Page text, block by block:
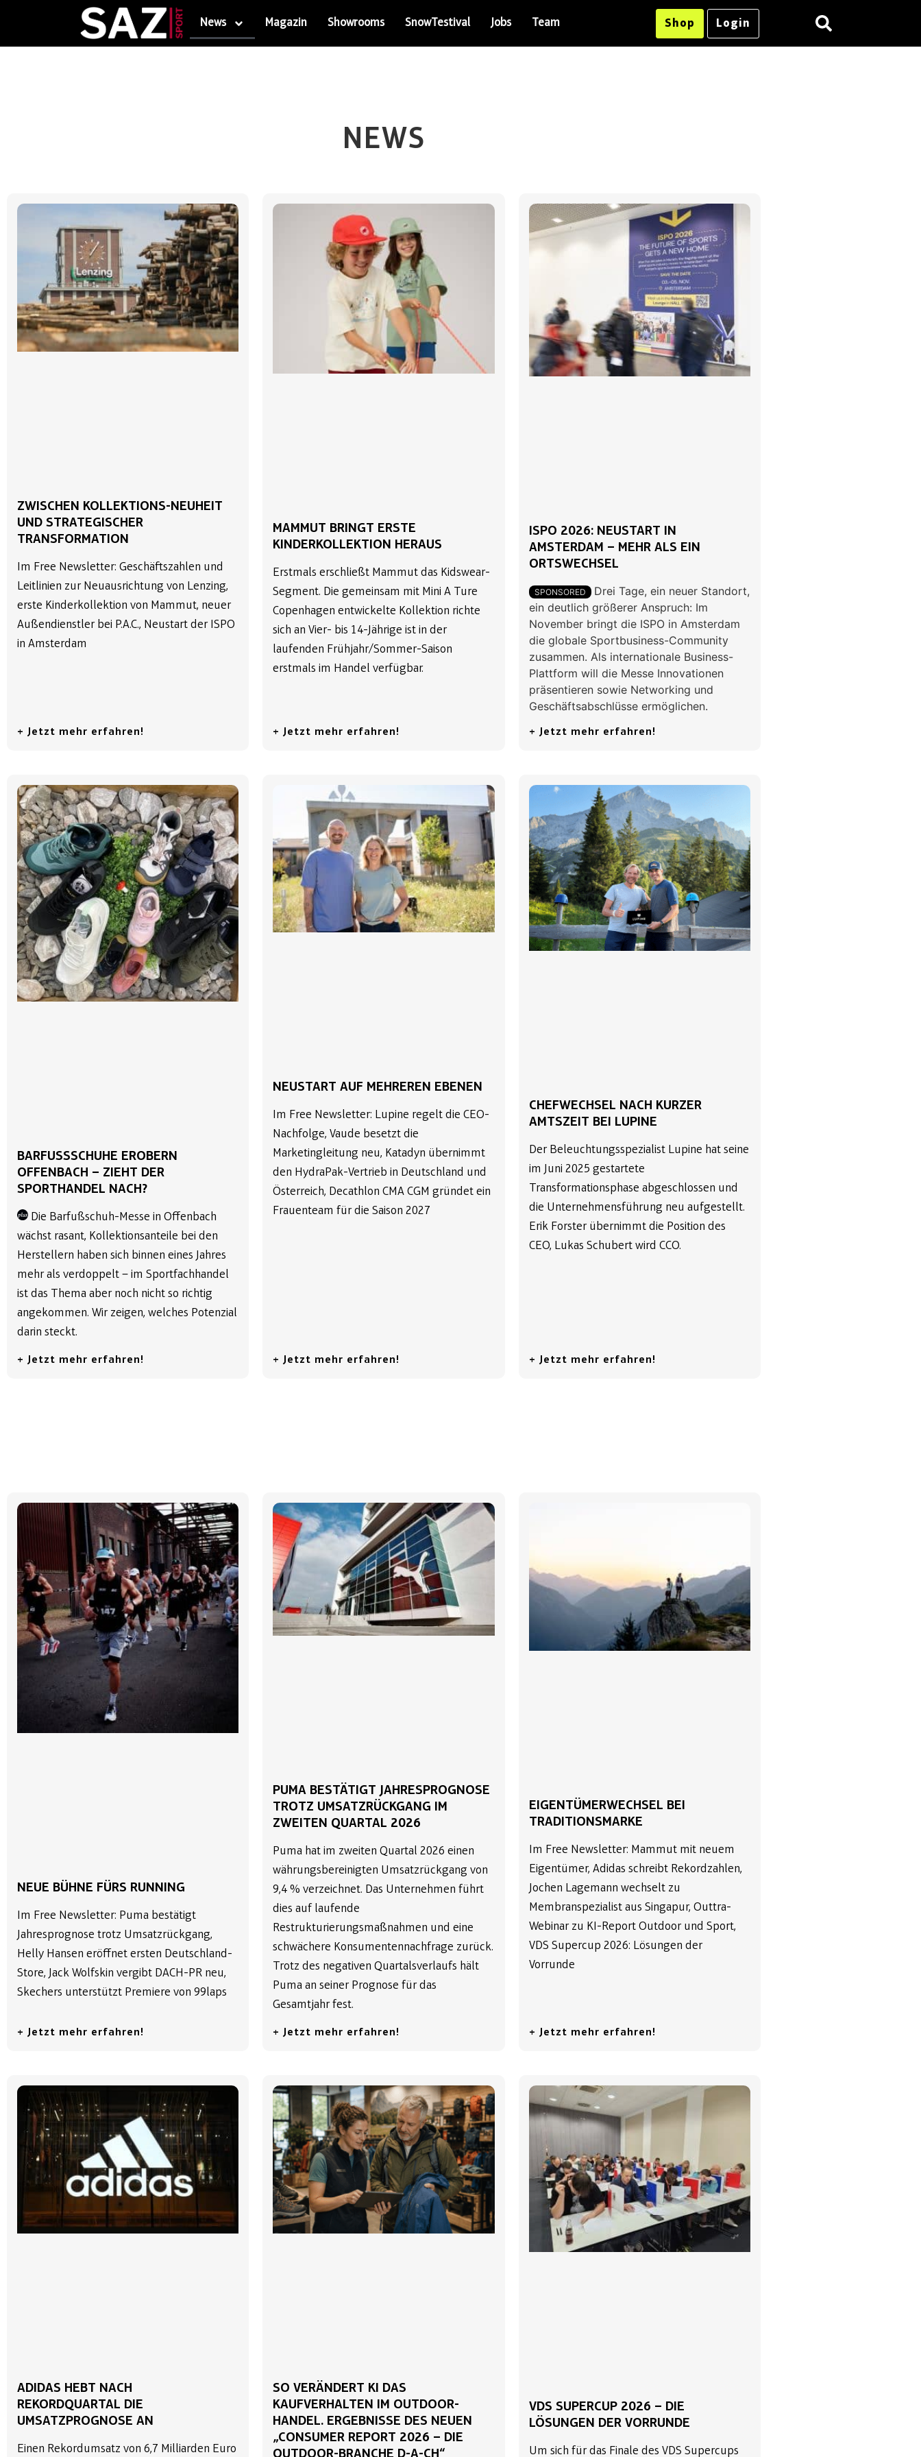
News Magazin Showrooms SnowTestival Jobs Team Shop Login
NEWS
ZWISCHEN KOLLEKTIONS-NEUHEIT
UND STRATEGISCHER
TRANSFORMATION
Im Free Newsletter: Geschäftszahlen und
Leitlinien zur Neuausrichtung von Lenzing,
erste Kinderkollektion von Mammut, neuer
Außendienstler bei P.A.C., Neustart der ISPO
in Amsterdam
+ Jetzt mehr erfahren!
MAMMUT BRINGT ERSTE
KINDERKOLLEKTION HERAUS
Erstmals erschließt Mammut das Kidswear-
Segment. Die gemeinsam mit Mini A Ture
Copenhagen entwickelte Kollektion richte
sich an Vier- bis 14-Jährige ist in der
laufenden Frühjahr/Sommer-Saison
erstmals im Handel verfügbar.
+ Jetzt mehr erfahren!
ISPO 2026: NEUSTART IN
AMSTERDAM – MEHR ALS EIN
ORTSWECHSEL
SPONSORED
Drei Tage, ein neuer Standort,
ein deutlich größerer Anspruch: Im
November bringt die ISPO in Amsterdam
die globale Sportbusiness-Community
zusammen. Als internationale Business-
Plattform will die Messe Innovationen
präsentieren sowie Networking und
Geschäftsabschlüsse ermöglichen.
+ Jetzt mehr erfahren!
BARFUSSSCHUHE EROBERN O
FFENBACH – ZIEHT DER S
PORTHANDEL NACH?
Die Barfußschuh-Messe in Offenbach
wächst rasant, Kollektionsanteile bei den
Herstellern haben sich binnen eines Jahres
mehr als verdoppelt – im Sportfachhandel
ist das Thema aber noch nicht so richtig
angekommen. Wir zeigen, welches Potenzial
darin steckt.
+ Jetzt mehr erfahren!
NEUSTART AUF MEHREREN EBENEN
Im Free Newsletter: Lupine regelt die CEO-
Nachfolge, Vaude besetzt die
Marketingleitung neu, Katadyn übernimmt
den HydraPak-Vertrieb in Deutschland und
Österreich, Decathlon CMA CGM gründet ein
Frauenteam für die Saison 2027
+ Jetzt mehr erfahren!
CHEFWECHSEL NACH KURZER
AMTSZEIT BEI LUPINE
Der Beleuchtungsspezialist Lupine hat seine
im Juni 2025 gestartete
Transformationsphase abgeschlossen und
die Unternehmensführung neu aufgestellt.
Erik Forster übernimmt die Position des
CEO, Lukas Schubert wird CCO.
+ Jetzt mehr erfahren!
NEUE BÜHNE FÜRS RUNNING
Im Free Newsletter: Puma bestätigt
Jahresprognose trotz Umsatzrückgang,
Helly Hansen eröffnet ersten Deutschland-
Store, Jack Wolfskin vergibt DACH-PR neu,
Skechers unterstützt Premiere von 99laps
+ Jetzt mehr erfahren!
PUMA BESTÄTIGT JAHRESPROGNOSE
TROTZ UMSATZRÜCKGANG IM
ZWEITEN QUARTAL 2026
Puma hat im zweiten Quartal 2026 einen
währungsbereinigten Umsatzrückgang von
9,4 % verzeichnet. Das Unternehmen führt
dies auf laufende
Restrukturierungsmaßnahmen und eine
schwächere Konsumentennachfrage zurück.
Trotz des negativen Quartalsverlaufs hält
Puma an seiner Prognose für das
Gesamtjahr fest.
+ Jetzt mehr erfahren!
EIGENTÜMERWECHSEL BEI
TRADITIONSMARKE
Im Free Newsletter: Mammut mit neuem
Eigentümer, Adidas schreibt Rekordzahlen,
Jochen Lagemann wechselt zu
Membranspezialist aus Singapur, Outtra-
Webinar zu KI-Report Outdoor und Sport,
VDS Supercup 2026: Lösungen der
Vorrunde
+ Jetzt mehr erfahren!
ADIDAS HEBT NACH
REKORDQUARTAL DIE
UMSATZPROGNOSE AN
Einen Rekordumsatz von 6,7 Milliarden Euro
SO VERÄNDERT KI DAS
KAUFVERHALTEN IM OUTDOOR-
HANDEL. ERGEBNISSE DES NEUEN
„CONSUMER REPORT 2026 – DIE
OUTDOOR-BRANCHE D-A-CH“
VDS SUPERCUP 2026 – DIE
LÖSUNGEN DER VORRUNDE
Um sich für das Finale des VDS Supercups